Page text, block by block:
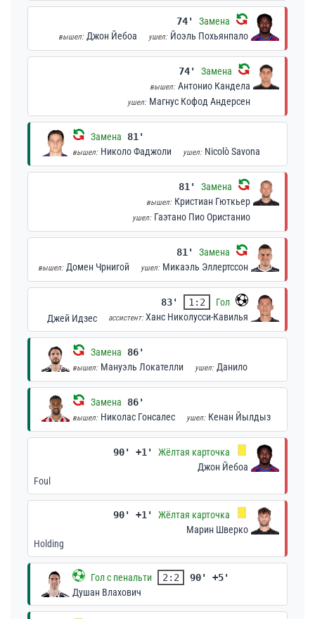
74' Замена
вышел: Джон Йебоа ушел: Йоэль Похьянпало
74' Замена
вышел: Антонио Кандела
ушел: Магнус Кофод Андерсен
Замена 81'
вышел: Николо Фаджоли ушел: Nicolò Savona
81' Замена
вышел: Кристиан Гюткьер
ушел: Гаэтано Пио Ористанио
81' Замена
вышел: Домен Чрнигой ушел: Микаэль Эллертссон
83' 1:2
Гол
Джей Идзес
ассистент:Ханс Николусси-Кавилья
Замена 86'
вышел: Мануэль Локателли ушел: Данило
Замена 86'
вышел: Николас Гонсалес ушел: Кенан Йылдыз
90' +1'
Жёлтая карточка
Джон Йебоа
Foul
90' +1'
Жёлтая карточка
Марин Шверко
Holding
Гол с пенальти 2:2
90' +5'
Душан Влахович